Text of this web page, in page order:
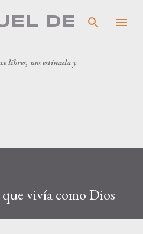
principalDE
libres, nos estimula y
vivía como Dios